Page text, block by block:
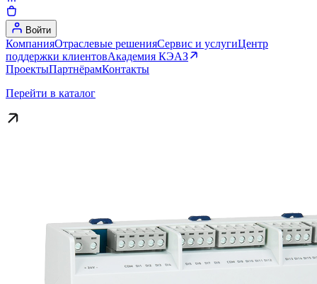
Войти
КомпанияОтраслевые решенияСервис и услугиЦентр
поддержки клиентовАкадемия КЭАЗ
ПроектыПартнёрамКонтакты
Перейти в каталог